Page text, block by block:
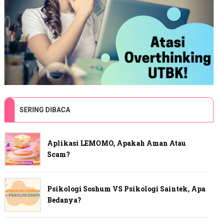
SERING DIBACA
Aplikasi LEMOMO, Apakah Aman Atau
Scam?
Psikologi Soshum VS Psikologi Saintek, Apa
Bedanya?